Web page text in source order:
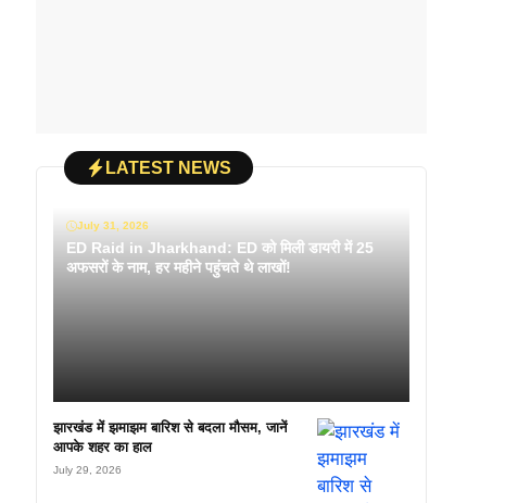
LATEST NEWS
July 31, 2026
ED Raid in Jharkhand: ED को मिली डायरी में 25
अफसरों के नाम, हर महीने पहुंचते थे लाखों!
झारखंड में झमाझम बारिश से बदला मौसम, जानें
आपके शहर का हाल
July 29, 2026